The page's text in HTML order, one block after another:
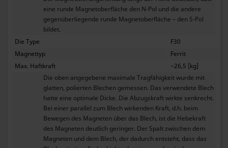
eine runde Magnetoberfläche den N-Pol und die andere
gegenüberliegende runde Magnetoberfläche – den S-Pol
bildet.
Die Type
F30
Magnettyp
Ferrit
Max. Haftkraft
~26,5 [kg]
Die oben angegebene maximale Tragfähigkeit wurde mit
glatten, polierten Blechen gemessen. Das verwendete Blech
hatte eine optimale Dicke. Die Abzugskraft wirkte senkrecht.
Bei einer parallel zum Blech wirkenden Kraft, d.h. beim
Bewegen des Magneten über das Blech, ist die Hebekraft
des Magneten deutlich geringer. Der Spalt zwischen dem
Magneten und dem Blech, der dadurch entsteht, dass das